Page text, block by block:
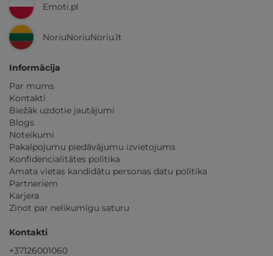
Emoti.pl
NoriuNoriuNoriu.lt
Informācija
Par mums
Kontakti
Biežāk uzdotie jautājumi
Blogs
Noteikumi
Pakalpojumu piedāvājumu izvietojums
Konfidencialitātes politika
Amata vietas kandidātu personas datu politika
Partneriem
Karjera
Ziņot par nelikumīgu saturu
Kontakti
+37126001060